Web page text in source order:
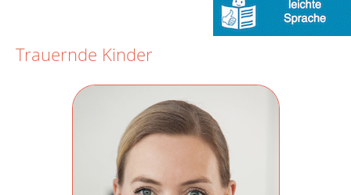
Trauernde Kinder